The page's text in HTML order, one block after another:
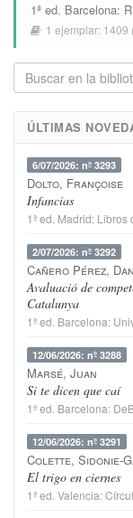
1ª ed. Barcelona:
1 ejemplar: 1409
ÚLTIMAS
6/07/2026: nº 3293
Dolto, Françoise
Infancias
1ª ed. Madrid: Libros
2/07/2026: nº 3292
Cañero Pérez,
Avaluació de
Catalunya
1ª ed. Barcelona:
12/06/2026: nº 3288
Marsé, Juan
Si te dicen que caí
1ª ed. Barcelona:
12/06/2026: nº 3291
Colette, Sidonie-
El trigo en ciernes
1ª ed. Valencia: